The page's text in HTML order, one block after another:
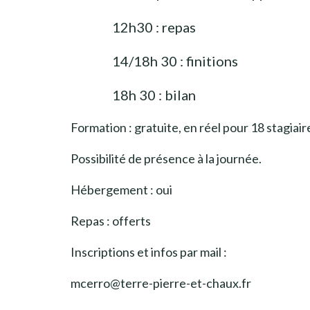
12h30 : repas
14/18h 30 : finitions
18h 30 : bilan
Formation : gratuite, en réel pour 18
Possibilité de présence à la journée.
Hébergement : oui
Repas : offerts
Inscriptions et infos par mail :
mcerro@terre-pierre-et-chaux.fr